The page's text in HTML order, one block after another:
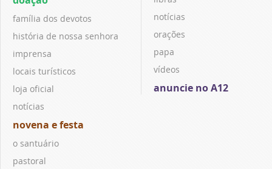
família dos devotos
história de nossa senhora
imprensa
locais turísticos
loja oficial
notícias
novena e festa
o santuário
pastoral
notícias
orações
papa
vídeos
anuncie no A12